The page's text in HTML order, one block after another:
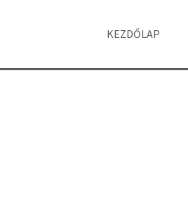
KEZDŐLAP